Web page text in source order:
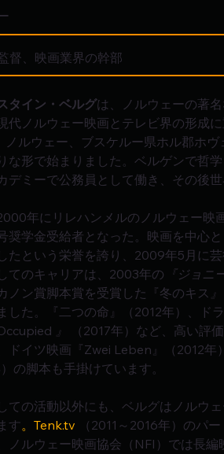
督、映画業界の幹部
タイン・ベルグは、ノルウェーの著
代ノルウェー映画とテレビ界の形成
ノルウェー、ブスケルー県ホル郡ホ
な形で始まりました。ベルゲンで哲
デミーで公務員として働き、その後世
年にリレハンメルのノルウェー映
奨学金受給者となった。映画を中心
たという栄誉を誇り、2009年5月に芸
てのキャリアは、2003年の 『ジョニ
ノン賞脚本賞を受賞した『冬のキス 』
した。『二つの命』（2012年）、ド
』
（2017年）など、高い評
ドイツ映画『Zwei Leben』（2012年
の脚本も手掛けています。
ての活動以外にも、ベルグはノルウ
す。Tenk.tv （2011～2016年）のパ
ノルウェー映画協会（NFI）では長